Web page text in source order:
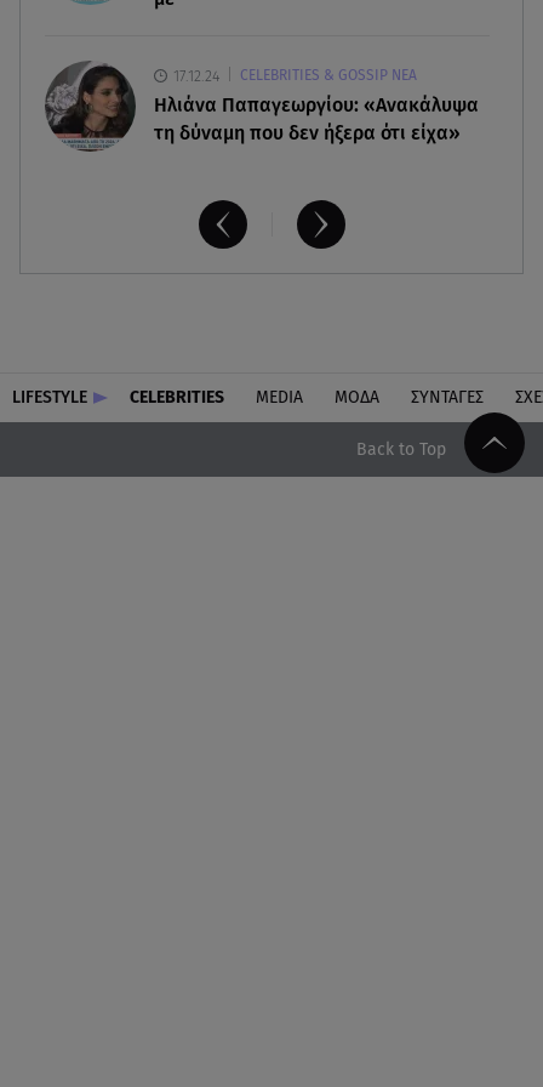
17.12.24 CELEBRITIES & GOSSIP ΝΕΑ
Ηλιάνα Παπαγεωργίου: «Ανακάλυψα
τη δύναμη που δεν ήξερα ότι είχα»
LIFESTYLE CELEBRITIES MEDIA ΜΟΔΑ ΣΥΝΤΑΓΕΣ
Back to Top